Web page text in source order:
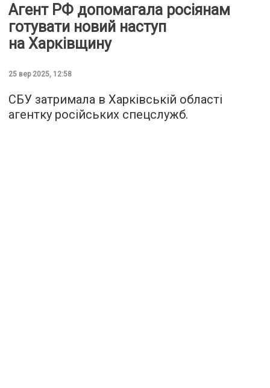
Агент РФ допомагала росіянам
готувати новий наступ
на Харківщину
25 вер 2025, 12:58
СБУ затримала в Харківській області
агентку російських спецслужб.